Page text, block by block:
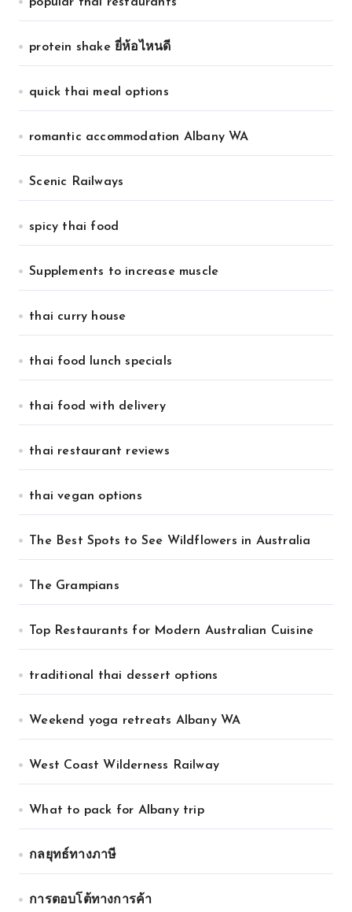
protein shake ยี่ห้อไหนดี
quick thai meal options
romantic accommodation Albany WA
Scenic Railways
spicy thai food
Supplements to increase muscle
thai curry house
thai food lunch specials
thai food with delivery
thai restaurant reviews
thai vegan options
The Best Spots to See Wildflowers in Australia
The Grampians
Top Restaurants for Modern Australian Cuisine
traditional thai dessert options
Weekend yoga retreats Albany WA
West Coast Wilderness Railway
What to pack for Albany trip
กลยุทธ์ทางภาษี
การตอบโต้ทางการค้า